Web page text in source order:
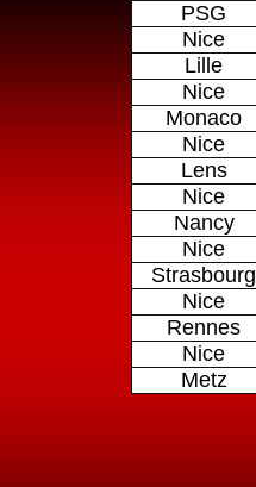
PSG
Nice
Lille
Nice
Monaco
Nice
Lens
Nice
Nancy
Nice
Strasbourg
Nice
Rennes
Nice
Metz